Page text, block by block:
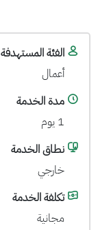
الفئة المستهدفة
أعمال
مدة الخدمة
1 يوم
نطاق الخدمة
خارجي
تكلفة الخدمة
مجانية